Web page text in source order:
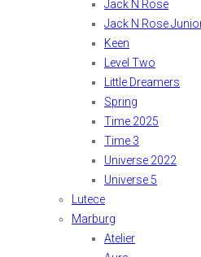
Jack N Rose
Jack N Rose
Keen
Level Two
Little Dreamers
Spring
Time 2025
Time 3
Universe 2022
Universe 5
Lutece
Marburg
Atelier